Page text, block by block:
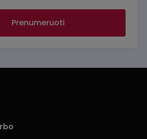
Prenumeruoti